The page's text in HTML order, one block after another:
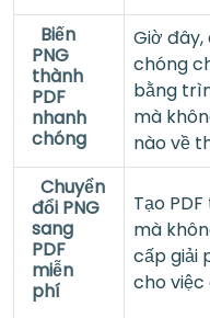
Biến
PNG
thành
PDF
nhanh
chóng
Giờ
chóng
bằng
mà
nào về
Chuyển
đổi PNG
sang
PDF
miễn
phí
Tạo
mà
cấp giải
cho việc